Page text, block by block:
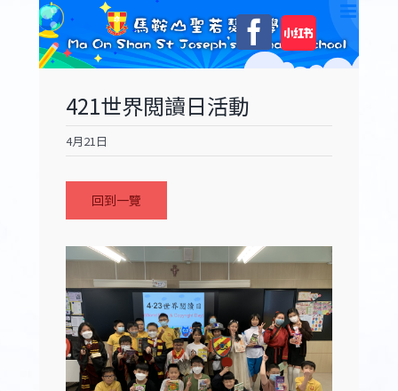
content
Facebook
自
訂
421世界閲讀日活動
4月21日
回到一覽